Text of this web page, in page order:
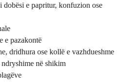
dobësi e papritur, konfuzion ose
e pazakontë
dridhura ose kollë e vazhdueshme
në shikim